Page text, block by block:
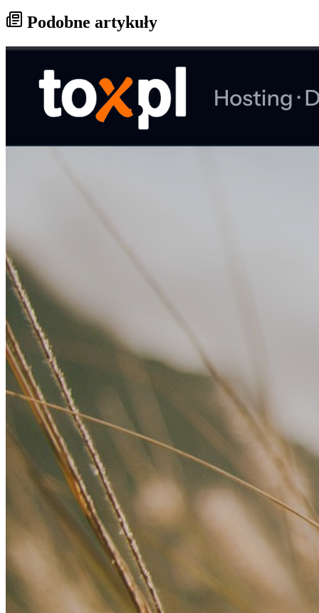
Podobne artykuły